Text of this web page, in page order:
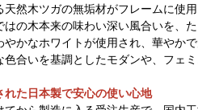
天然木ツガの無垢材がフレームに使
はの木本来の味わい深い風合いを、
やかなホワイトが使用され、華やか
色合いを基調としたモダンや、フェ
れた日本製で安心の使い心地